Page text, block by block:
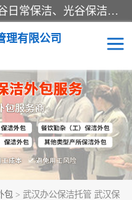
专业提供光谷物业保洁、关谷日常保洁、光谷保洁外包及武汉其他城区的单位日常保洁 武汉德聚和物业管理有限公司致力于打造中国专业物业保洁服务、日常保洁及其他保洁清洗外包服务。自公司成立以来提倡以先进的物业管理理念和模式经营，谋篇布局，以“至诚服务、精益求精、规范管理、锐意拓新”为质量方针，强化内部管理，为业主提供专业化、标准化和精细化的全方位物业服务，管理服务水平得到了广大业主和业内人士的一致好评。
理有限公司
包 > 武汉办公保洁托管 武汉保